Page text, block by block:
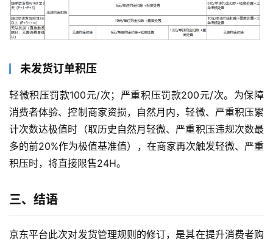
未发货订单积压
轻微积压罚款100元/次；严重积压罚款200元/次。为保障
消费者体验、控制商家资损，自然月内，轻微、严重积压累
计次数达极值时（取历史自然月轻微、严重积压违规次数最
多的前20%作为极值基准值），在商家再次触发轻微、严重
积压时，将直接限售24H。
三、结语
京东平台此次对发货管理规则的修订，是其在提升消费者购